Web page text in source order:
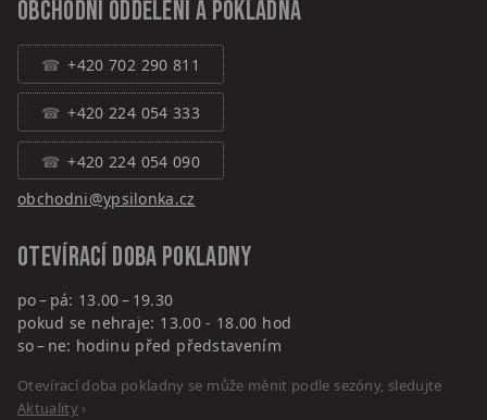
Obchodní oddělení a pokladna
+420 702 290 811
+420 224 054 333
+420 224 054 090
obchodni@ypsilonka.cz
Otevírací doba pokladny
po – pá: 13.00 – 19.30
pokud se nehraje: 13.00 - 18.00 hod
so – ne: hodinu před představením
Otevírací doba pokladny se může měnit podle sezóny, sledujte
Aktuality›